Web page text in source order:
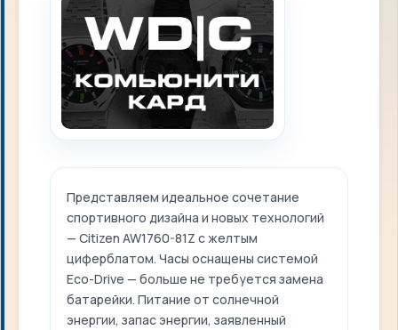
Представляем идеальное сочетание
спортивного дизайна и новых технологий
— Citizen AW1760-81Z с желтым
циферблатом. Часы оснащены системой
Eco-Drive — больше не требуется замена
батарейки. Питание от солнечной
энергии, запас энергии, заявленный